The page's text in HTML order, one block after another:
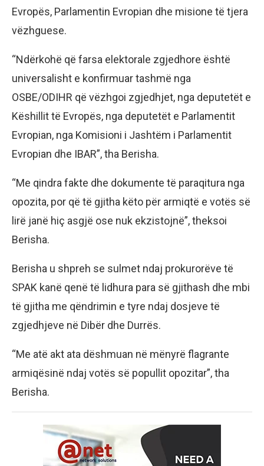
Evropës, Parlamentin Evropian dhe misione të tjera
vëzhguese.
“Ndërkohë që farsa elektorale zgjedhore është
universalisht e konfirmuar tashmë nga
OSBE/ODIHR që vëzhgoi zgjedhjet, nga deputetët e
Këshillit të Evropës, nga deputetët e Parlamentit
Evropian, nga Komisioni i Jashtëm i Parlamentit
Evropian dhe IBAR”, tha Berisha.
“Me qindra fakte dhe dokumente të paraqitura nga
opozita, por që të gjitha këto për armiqtë e votës së
lirë janë hiç asgjë ose nuk ekzistojnë”, theksoi
Berisha.
Berisha u shpreh se sulmet ndaj prokurorëve të
SPAK kanë qenë të lidhura para së gjithash dhe mbi
të gjitha me qëndrimin e tyre ndaj dosjeve të
zgjedhjeve në Dibër dhe Durrës.
“Me atë akt ata dëshmuan në mënyrë flagrante
armiqësinë ndaj votës së popullit opozitar”, tha
Berisha.